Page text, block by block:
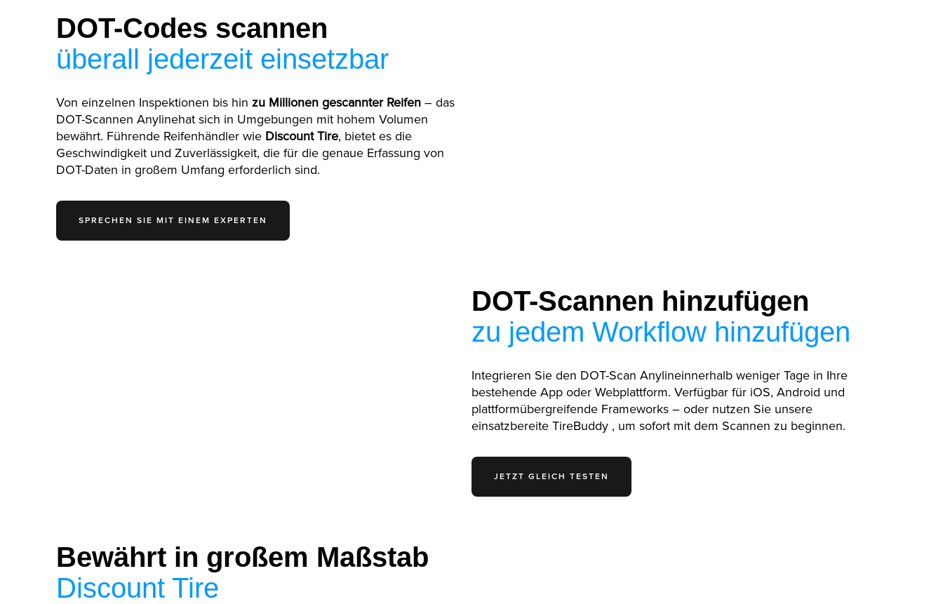
DOT-Codes scannen
überall jederzeit einsetzbar
Von einzelnen Inspektionen bis hin zu Millionen gescannter Reifen – das
DOT-Scannen Anylinehat sich in Umgebungen mit hohem Volumen
bewährt. Führende Reifenhändler wie Discount Tire, bietet es die
Geschwindigkeit und Zuverlässigkeit, die für die genaue Erfassung von
DOT-Daten in großem Umfang erforderlich sind.
SPRECHEN SIE MIT EINEM EXPERTEN
DOT-Scannen hinzufügen
zu jedem Workflow hinzufügen
Integrieren Sie den DOT-Scan Anylineinnerhalb weniger Tage in Ihre
bestehende App oder Webplattform. Verfügbar für iOS, Android und
plattformübergreifende Frameworks – oder nutzen Sie unsere
einsatzbereite TireBuddy , um sofort mit dem Scannen zu beginnen.
JETZT GLEICH TESTEN
Bewährt in großem Maßstab
Discount Tire